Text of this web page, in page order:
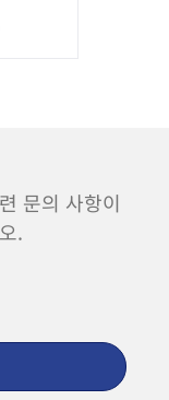
문의 사항이
.